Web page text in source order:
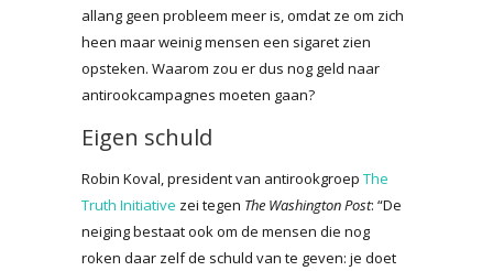
allang geen probleem meer is, omdat ze om zich
heen maar weinig mensen een sigaret zien
opsteken. Waarom zou er dus nog geld naar
antirookcampagnes moeten gaan?
Eigen schuld
Robin Koval, president van antirookgroep The
Truth Initiative zei tegen The Washington Post: “De
neiging bestaat ook om de mensen die nog
roken daar zelf de schuld van te geven: je doet